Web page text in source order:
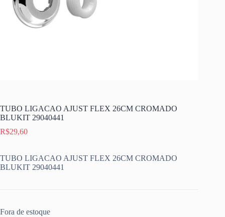
TUBO LIGACAO AJUST FLEX 26CM CROMADO
BLUKIT 29040441
R$29,60
TUBO LIGACAO AJUST FLEX 26CM CROMADO
BLUKIT 29040441
Fora de estoque